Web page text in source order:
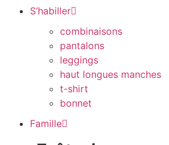
S’habiller
combinaisons
pantalons
leggings
haut longues manches
t-shirt
bonnet
Famille